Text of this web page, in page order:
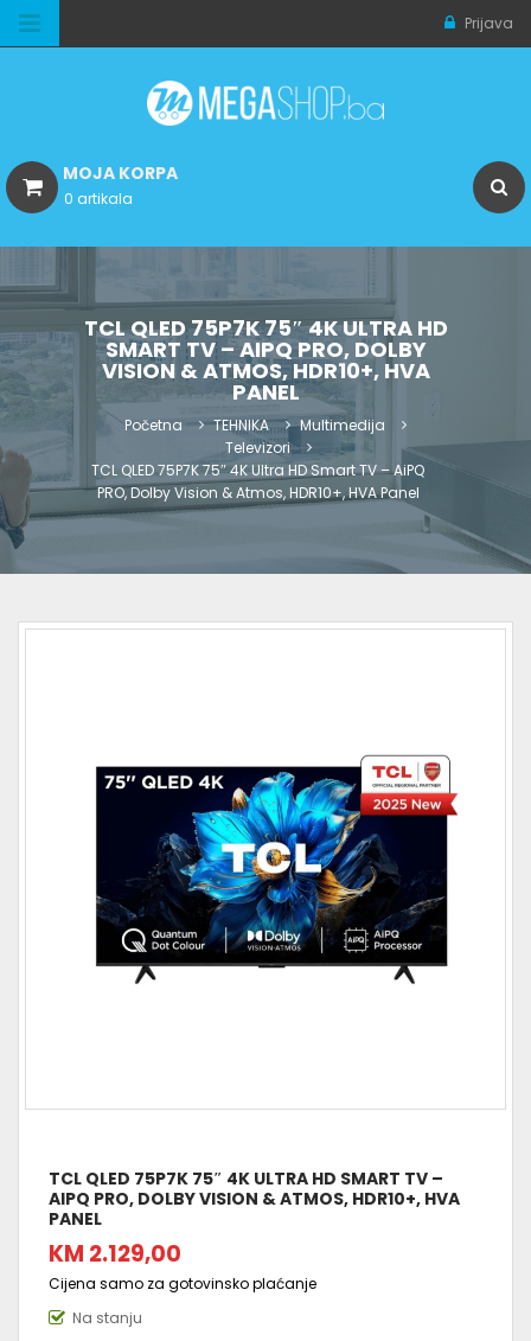
Prijava
MOJA KORPA
0 artikala
TCL QLED 75P7K 75″ 4K ULTRA HD
SMART TV – AIPQ PRO, DOLBY
VISION & ATMOS, HDR10+, HVA
PANEL
Početna TEHNIKA
Multimedija
Televizori
TCL QLED 75P7K 75″ 4K Ultra HD Smart TV – AiPQ
PRO, Dolby Vision & Atmos, HDR10+, HVA Panel
TCL QLED 75P7K 75″ 4K ULTRA HD SMART TV –
AIPQ PRO, DOLBY VISION & ATMOS, HDR10+, HVA
PANEL
KM 2.129,00
Cijena samo za gotovinsko plaćanje
Na stanju